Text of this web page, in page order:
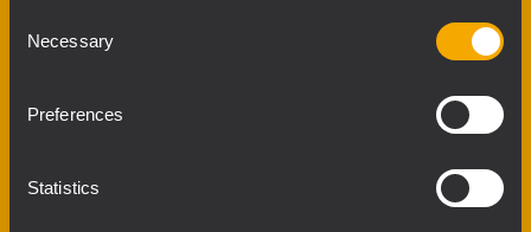
Selection
Necessary
Preferences
Statistics
tutorials